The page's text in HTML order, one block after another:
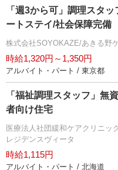
「週3から可」調理スタ
ートステイ/社会保障完備
株式会社SOYOKAZE/あきる野
時給1,320円～1,350円
アルバイト・パート / 東京都
「福祉調理スタッフ」無
者向け住宅
医療法人社団緩和ケアクリニッ
レジデンスヴィータ
時給1,115円
アルバイト・パート / 北海道